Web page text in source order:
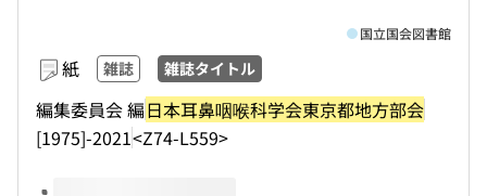
紙 雑誌 雑誌タイトル
編集委員会 編日本耳鼻咽喉科学会東京都地方部会
[1975]-2021<Z74-L559>
国立国会図書館
このタイトルの巻号